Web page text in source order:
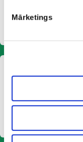
Mārketings
Специалисты